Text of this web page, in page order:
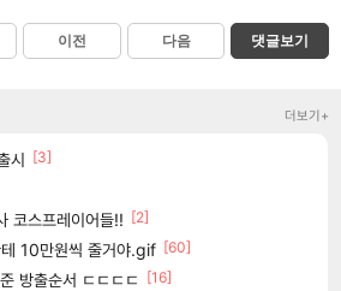
이전 다음 댓글보기
더보기+
시 [3]
코스프레이어들!!
[2]
10만원씩 줄거야.gif [60]
방출순서 ㄷㄷㄷㄷ
[16]